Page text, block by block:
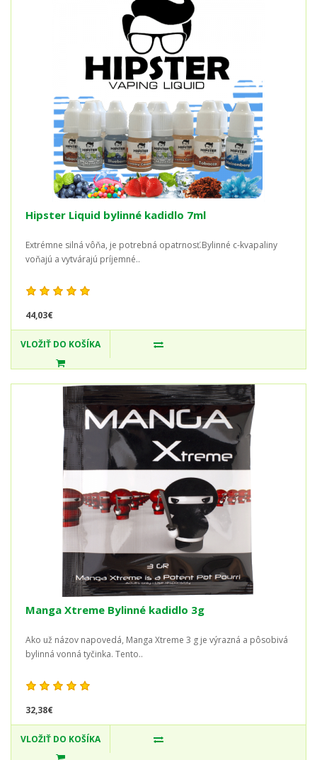
Hipster Liquid bylinné kadidlo 7ml
Extrémne silná vôňa, je potrebná opatrnosť.Bylinné c-kvapaliny
voňajú a vytvárajú príjemné..
44,03€
VLOŽIŤ DO KOŠÍKA
Manga Xtreme Bylinné kadidlo 3g
Ako už názov napovedá, Manga Xtreme 3 g je výrazná a pôsobivá
bylinná vonná tyčinka. Tento..
32,38€
VLOŽIŤ DO KOŠÍKA